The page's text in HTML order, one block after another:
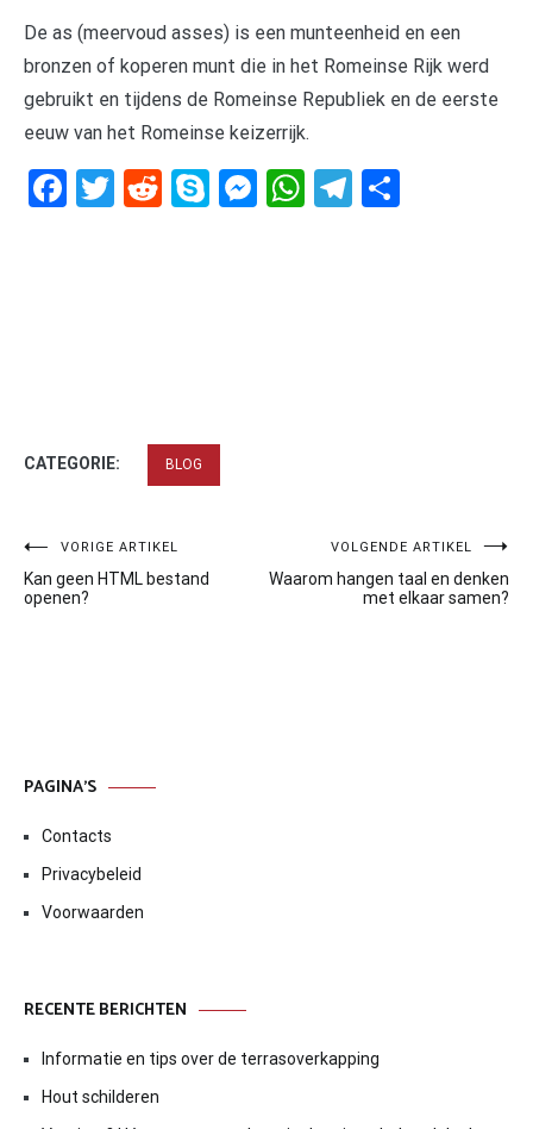
De as (meervoud asses) is een munteenheid en een
bronzen of koperen munt die in het Romeinse Rijk werd
gebruikt en tijdens de Romeinse Republiek en de eerste
eeuw van het Romeinse keizerrijk.
Facebook
Twitter
RedditSkypeMessenger
WhatsApp
Telegram
CATEGORIE: BLOG
Bericht
navigatie
VORIGE ARTIKEL
Kan geen HTML bestand
openen?
VOLGENDE ARTIKEL
Waarom hangen taal en denken
met elkaar samen?
PAGINA’S
Contacts
Privacybeleid
Voorwaarden
RECENTE BERICHTEN
Informatie en tips over de terrasoverkapping
Hout schilderen